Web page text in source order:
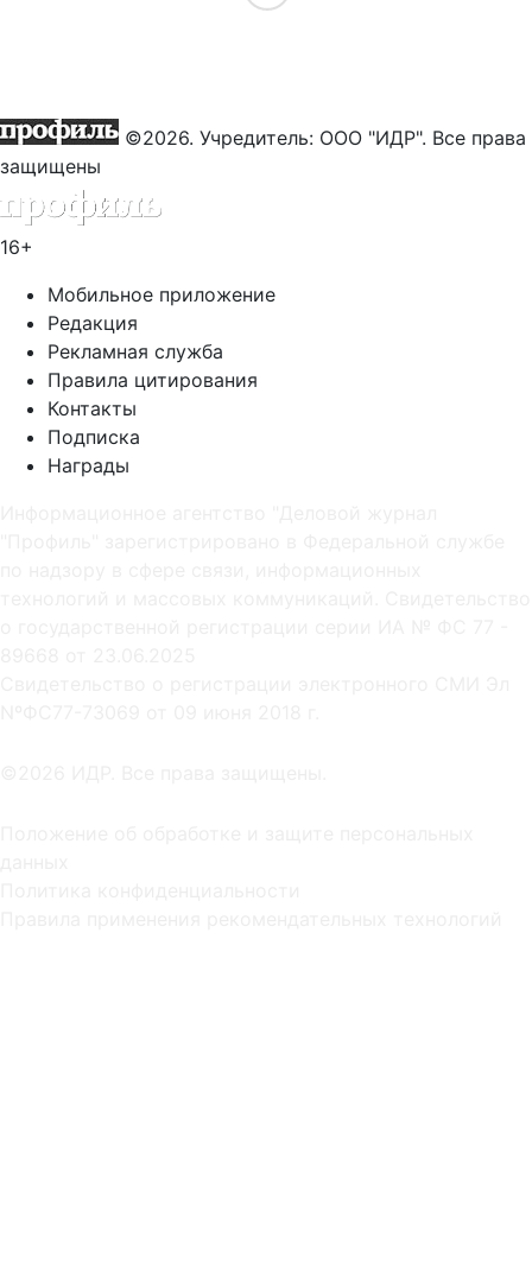
©2026. Учредитель: ООО "ИДР". Все права
защищены
16+
Мобильное приложение
Редакция
Рекламная служба
Правила цитирования
Контакты
Подписка
Награды